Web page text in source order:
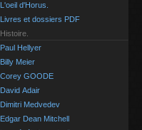
L'oeil d'Horus.
Livres et dossiers PDF
Histoire.
Paul Hellyer
Billy Meier
Corey GOODE
David Adair
Dimitri Medvedev
Edgar Dean Mitchell